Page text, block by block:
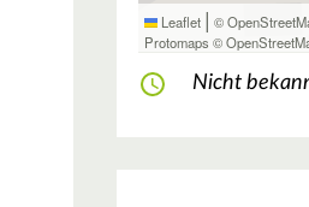
Leaflet | ©
Protomaps ©
Nicht